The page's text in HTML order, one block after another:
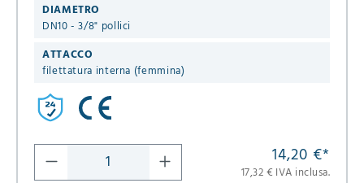
DIAMETRO
DN10 - 3/8" pollici
ATTACCO
filettatura interna (femmina)
14,20 €*
17,32 € IVA inclusa.